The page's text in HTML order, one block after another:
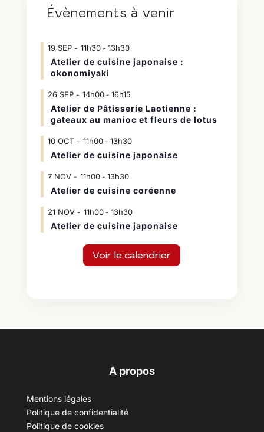
Évènements à venir
19 SEP 11h30- 13h30
Atelier de cuisine japonaise :
okonomiyaki
26 SEP 14h00- 16h15
Atelier de Pâtisserie Laotienne :
gateaux au manioc et fleurs de lotus
10 OCT 11h00- 13h30
Atelier de cuisine japonaise
7 NOV 11h00- 13h30
Atelier de cuisine coréenne
21 NOV 11h00- 13h30
Atelier de cuisine japonaise
Voir le calendrier
A propos
Mentions légales
Politique de confidentialité
Politique de cookies